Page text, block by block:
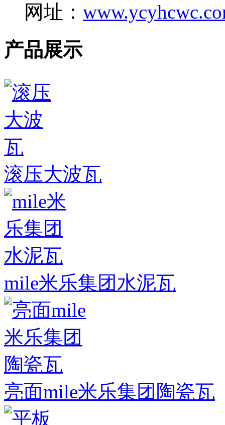
网址：
产品展示
滚压大波瓦
mile米乐集团水泥瓦
亮面mile米乐集团陶瓷瓦